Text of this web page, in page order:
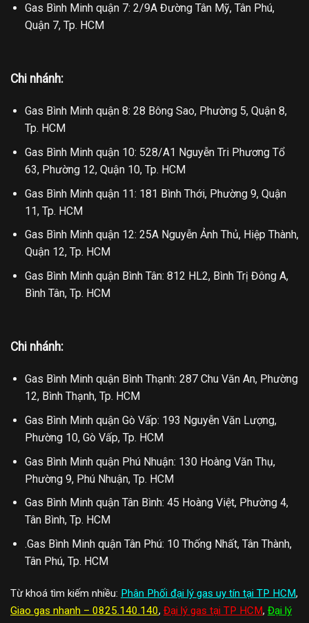
Gas Bình Minh quận 7: 2/9A Đường Tân Mỹ, Tân Phú,
Quận 7, Tp. HCM
Chi nhánh:
Gas Bình Minh quận 8: 28 Bông Sao, Phường 5, Quận 8,
Tp. HCM
Gas Bình Minh quận 10: 528/A1 Nguyễn Tri Phương Tổ
63, Phường 12, Quận 10, Tp. HCM
Gas Bình Minh quận 11: 181 Bình Thới, Phường 9, Quận
11, Tp. HCM
Gas Bình Minh quận 12: 25A Nguyễn Ảnh Thủ, Hiệp Thành,
Quận 12, Tp. HCM
Gas Bình Minh quận Bình Tân: 812 HL2, Bình Trị Đông A,
Bình Tân, Tp. HCM
Chi nhánh:
Gas Bình Minh quận Bình Thạnh: 287 Chu Văn An, Phường
12, Bình Thạnh, Tp. HCM
Gas Bình Minh quận Gò Vấp: 193 Nguyễn Văn Lượng,
Phường 10, Gò Vấp, Tp. HCM
Gas Bình Minh quận Phú Nhuận: 130 Hoàng Văn Thụ,
Phường 9, Phú Nhuận, Tp. HCM
Gas Bình Minh quận Tân Bình: 45 Hoàng Việt, Phường 4,
Tân Bình, Tp. HCM
.Gas Bình Minh quận Tân Phú: 10 Thống Nhất, Tân Thành,
Tân Phú, Tp. HCM
Từ khoá tìm kiếm nhiều: Phân Phối đại lý gas uy tín tại TP HCM,
Giao gas nhanh – 0825.140.140, Đại lý gas tại TP HCM, Đại lý